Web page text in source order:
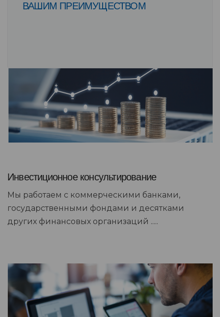
ВАШИМ ПРЕИМУЩЕСТВОМ
Инвестиционное консультирование
Мы работаем с коммерческими банками,
государственными фондами и десятками
других финансовых организаций .....